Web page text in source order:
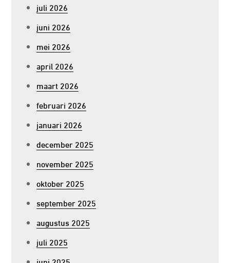
juli 2026
juni 2026
mei 2026
april 2026
maart 2026
februari 2026
januari 2026
december 2025
november 2025
oktober 2025
september 2025
augustus 2025
juli 2025